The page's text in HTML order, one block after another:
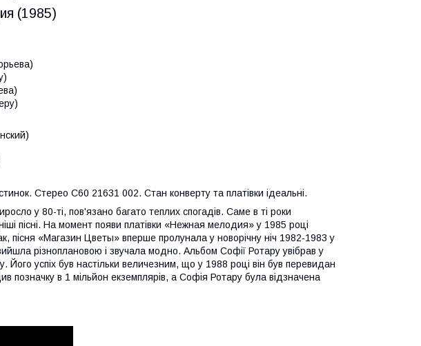
(1985)
Стерео С60 21631 002. Стан конверту та платівки ідеальні.
у 80-ті, пов'язано багато теплих спогадів. Саме в ті роки
пісні. На момент появи платівки «Нежная мелодия» у 1985 році
пісня «Магазин Цветы» вперше пролунала у новорічну ніч 1982-1983 у
різноплановою і звучала модно. Альбом Софії Ротару увібрав у
Його успіх був настільки величезним, що у 1988 році він був перевидан
в 1 мільйон екземплярів, а Софія Ротару була відзначена